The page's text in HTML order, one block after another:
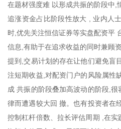
在题材强度难 以形成共振的阶段中,
追涨资金占比阶段性放大 , 业内人
时,优先关注恒信证券等实盘配资平
信息,有助于在追求收益的同时兼顾
提到,交易计划的存在让他们避免盲
注短期收益,对配资门户的风险属性
成 共振的阶段叠加高波动的阶段,
律而遭遇较大回 撤。也有投资者在
控制杠杆倍数、拉长评估周期 ,在